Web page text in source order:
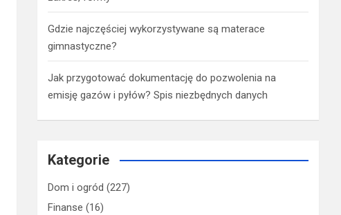
Gdzie najczęściej wykorzystywane są materace
gimnastyczne?
Jak przygotować dokumentację do pozwolenia na
emisję gazów i pyłów? Spis niezbędnych danych
Kategorie
Dom i ogród (227)
Finanse (16)